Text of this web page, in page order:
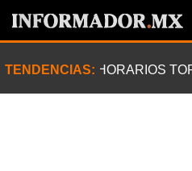
TENDENCIAS: HORARIOS